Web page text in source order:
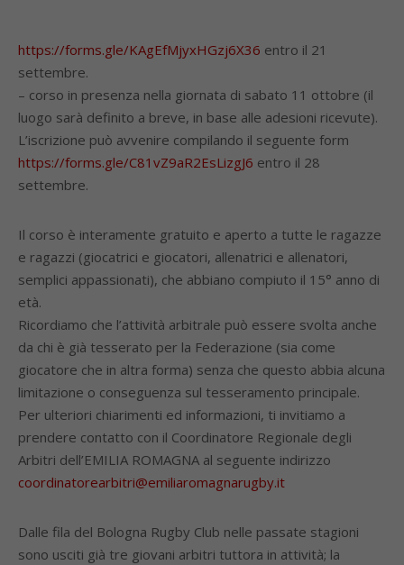
https://forms.gle/KAgEfMjyxHGzj6X36 entro il 21
settembre.
– corso in presenza nella giornata di sabato 11 ottobre (il
luogo sarà definito a breve, in base alle adesioni ricevute).
L’iscrizione può avvenire compilando il seguente form
https://forms.gle/C81vZ9aR2EsLizgJ6 entro il 28
settembre.
Il corso è interamente gratuito e aperto a tutte le ragazze
e ragazzi (giocatrici e giocatori, allenatrici e allenatori,
semplici appassionati), che abbiano compiuto il 15° anno di
età.
Ricordiamo che l’attività arbitrale può essere svolta anche
da chi è già tesserato per la Federazione (sia come
giocatore che in altra forma) senza che questo abbia alcuna
limitazione o conseguenza sul tesseramento principale.
Per ulteriori chiarimenti ed informazioni, ti invitiamo a
prendere contatto con il Coordinatore Regionale degli
Arbitri dell’EMILIA ROMAGNA al seguente indirizzo
coordinatorearbitri@emiliaromagnarugby.it
Dalle fila del Bologna Rugby Club nelle passate stagioni
sono usciti già tre giovani arbitri tuttora in attività; la